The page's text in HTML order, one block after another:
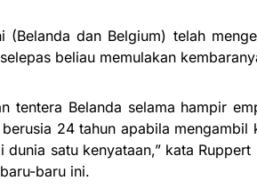
dan Belgium) telah
beliau memulakan
tentera Belanda selama hampir
24 tahun apabila mengambil
satu kenyataan,” kata
baru ini.